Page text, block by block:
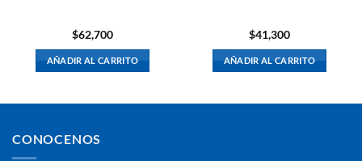
$62,700
AÑADIR AL CARRITO
$41,300
AÑADIR AL CARRITO
CONOCENOS